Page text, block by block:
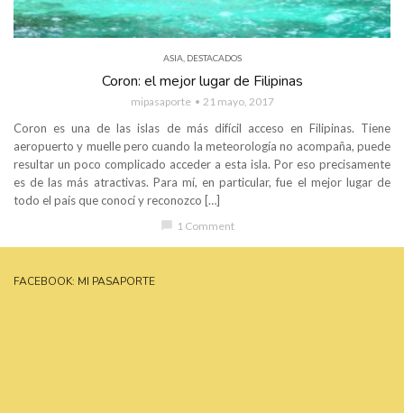
ASIA, DESTACADOS
Coron: el mejor lugar de Filipinas
mipasaporte 21 mayo, 2017
Coron es una de las islas de más difícil acceso en Filipinas. Tiene
aeropuerto y muelle pero cuando la meteorología no acompaña, puede
resultar un poco complicado acceder a esta isla. Por eso precisamente
es de las más atractivas. Para mí, en particular, fue el mejor lugar de
todo el país que conocí y reconozco […]
1 Comment
FACEBOOK: MI PASAPORTE